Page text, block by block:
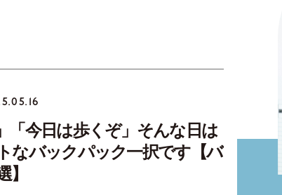
「今日は歩くぞ」そんな日は
なバックパック一択です【バ